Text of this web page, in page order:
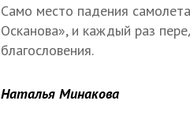
Само место падения
Осканова», и каждый раз
благословения.
Наталья Минакова